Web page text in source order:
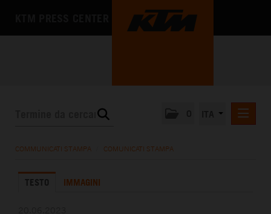
L'AZIENDA
COMMUNICATI STAMPA COMUNICATI STAMPA
TESTO IMMAGINI